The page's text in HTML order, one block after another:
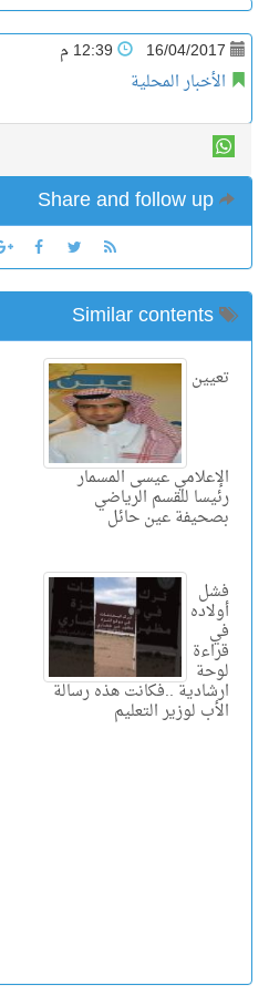
16/04/2017
الأخبار المحلية
تعيين
الإعلامي عيسى المسمار
رئيسا للقسم الرياضي
بصحيفة عين حائل
فشل
أولاده
في
قراءة
لوحة
ارشادية ..فكانت هذه رسالة
الأب لوزير التعليم